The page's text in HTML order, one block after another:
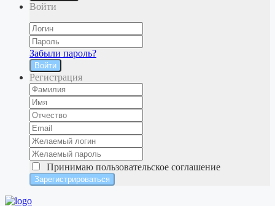
Войти
Забыли пароль?
Войти
Регистрация
Принимаю пользовательское соглашение